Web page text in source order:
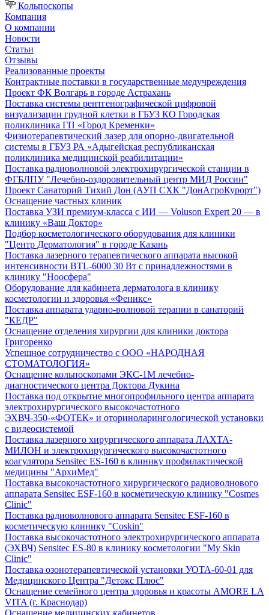
Кольпоскопы
Компания
О компании
Новости
Статьи
Отзывы
Реализованные проекты
Контрактные поставки в государственные медучреждения
Проект ФК Волгарь в городе Астрахань
Поставка системы рентгенографической цифровой
визуализации грудной клетки в ГБУЗ КО Городская
поликлиника ГП «Город Кременки»
Физиотерапевтический лазер для опорно-двигательной
системы в ГБУЗ РА «Адыгейская республиканская
поликлиника медицинской реабилитации»
Поставка радиоволновой электрохирургической станции в
ФГБЛПУ "Лечебно-оздоровительный центр МИД России"
Проект Санаторий Тихий Дон (АУП СХК "ДонАгроКурорт")
Оснащение частных клиник
Поставка УЗИ премиум-класса с ИИ — Voluson Expert 20 — в
клинику «Ваш Доктор»
Подбор косметологического оборудования для клиники
"Центр Дерматология" в городе Казань
Поставка лазерного терапевтического аппарата высокой
интенсивности BTL-6000 30 Вт с принадлежностями в
клинику "Ноосфера"
Оборудование для кабинета дерматолога в клинику
косметологии и здоровья «Феникс»
Поставка аппарата ударно-волновой терапии в санаторий
"КЕДР"
Оснащение отделения хирургии для клиники доктора
Григоренко
Успешное сотрудничество с ООО «НАРОДНАЯ
СТОМАТОЛОГИЯ»
Оснащение кольпоскопами ЭКС-1М лечебно-
диагностического центра Доктора Дукина
Поставка под открытие многопрофильного центра аппарата
электрохирургического высокочастотного
ЭХВЧ-350-«ФОТЕК» и оториноларингологической установки
с видеосистемой
Поставка лазерного хирургического аппарата ЛАХТА-
МИЛОН и электрохирургического высокочастотного
коагулятора Sensitec ES-160 в клинику профилактической
медицины "АрхиМед"
Поставка высокочастотного хирургического радиоволнового
аппарата Sensitec ESF-160 в косметическую клинику "Cosmes
Clinic"
Поставка радиоволнового аппарата Sensitec ESF-160 в
косметическую клинику "Coskin"
Поставка высокочастотного электрохирургического аппарата
(ЭХВЧ) Sensitec ES-80 в клинику косметологии "My Skin
Clinic"
Поставка озонотерапевтической установки УОТА-60-01 для
Медицинского Центра "Детокс Плюс"
Оснащение семейного центра здоровья и красоты AMORE LA
VITA (г. Краснодар)
Оснащение медицинских кабинетов